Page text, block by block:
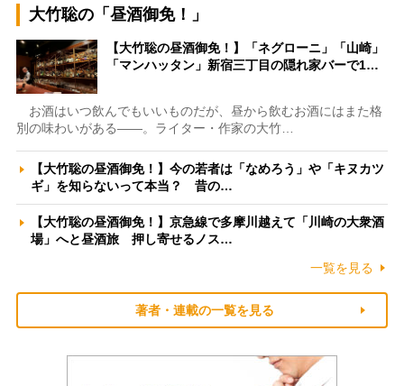
大竹聡の「昼酒御免！」
【大竹聡の昼酒御免！】「ネグローニ」「山崎」
「マンハッタン」新宿三丁目の隠れ家バーで1…
お酒はいつ飲んでもいいものだが、昼から飲むお酒にはまた格
別の味わいがある――。ライター・作家の大竹…
【大竹聡の昼酒御免！】今の若者は「なめろう」や「キヌカツ
ギ」を知らないって本当？ 昔の…
【大竹聡の昼酒御免！】京急線で多摩川越えて「川崎の大衆酒
場」へと昼酒旅 押し寄せるノス…
一覧を見る
著者・連載の一覧を見る